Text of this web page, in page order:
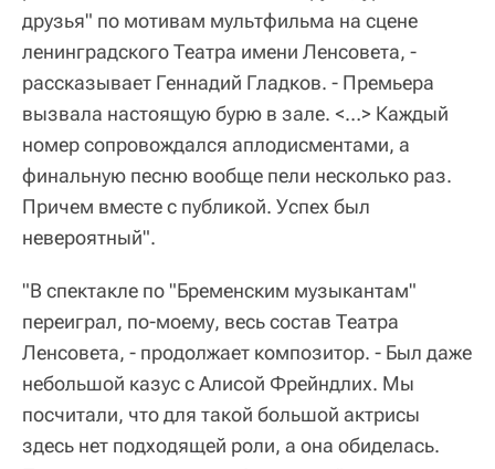
друзья" по мотивам мультфильма на сцене
ленинградского Театра имени Ленсовета, -
рассказывает Геннадий Гладков. - Премьера
вызвала настоящую бурю в зале. <…> Каждый
номер сопровождался аплодисментами, а
финальную песню вообще пели несколько раз.
Причем вместе с публикой. Успех был
невероятный".
"В спектакле по "Бременским музыкантам"
переиграл, по-моему, весь состав Театра
Ленсовета, - продолжает композитор. - Был даже
небольшой казус с Алисой Фрейндлих. Мы
посчитали, что для такой большой актрисы
здесь нет подходящей роли, а она обиделась.